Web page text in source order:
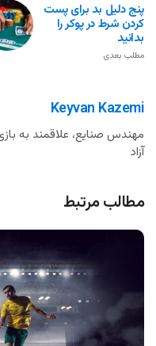
پنج دلیل بد برای پست
کردن شرط در پوکر را
بدانید
مطلب بعدی
Keyvan Kazemi
مهندس صنایع، علاقمند به
آزاد
مطالب مرتبط